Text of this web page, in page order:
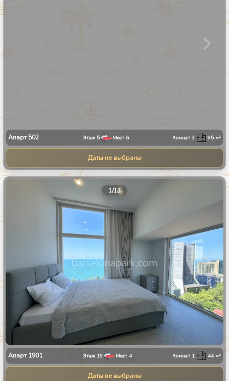
Апарт502 Этаж 5 Мест 6 Комнат3 95м²
Даты не выбраны
1/13
Апарт 1901 Этаж 19 Мест 4 Комнат 1 44м²
Даты не выбраны